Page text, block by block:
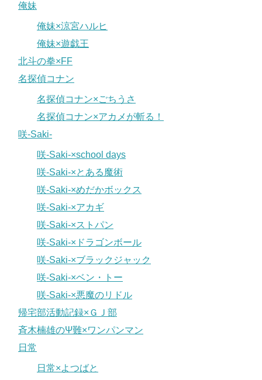
俺妹
俺妹×涼宮ハルヒ
俺妹×遊戯王
北斗の拳×FF
名探偵コナン
名探偵コナン×ごちうさ
名探偵コナン×アカメが斬る！
咲-Saki-
咲-Saki-×school days
咲-Saki-×とある魔術
咲-Saki-×めだかボックス
咲-Saki-×アカギ
咲-Saki-×ストパン
咲-Saki-×ドラゴンボール
咲-Saki-×ブラックジャック
咲-Saki-×ベン・トー
咲-Saki-×悪魔のリドル
帰宅部活動記録×ＧＪ部
斉木楠雄のΨ難×ワンパンマン
日常
日常×よつばと